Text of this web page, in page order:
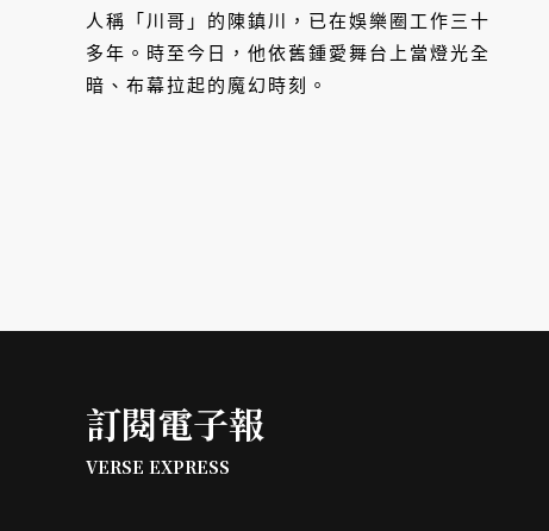
人稱「川哥」的陳鎮川，已在娛樂圈工作三十
多年。時至今日，他依舊鍾愛舞台上當燈光全
暗、布幕拉起的魔幻時刻。
訂閱電子報
VERSE EXPRESS